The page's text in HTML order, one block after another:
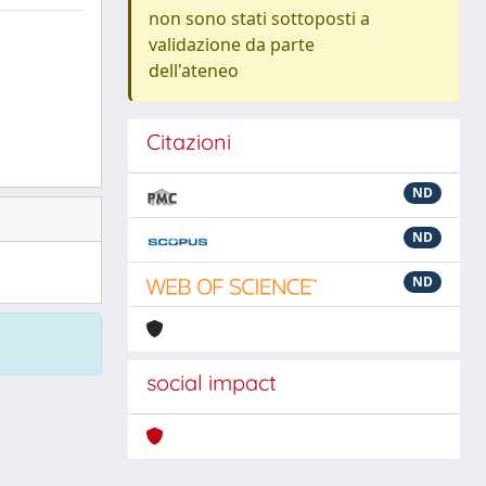
non sono stati sottoposti a
validazione da parte
dell'ateneo
Citazioni
ND
ND
ND
social impact